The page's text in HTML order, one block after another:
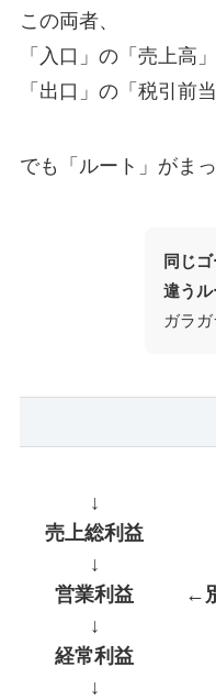
この両者、
「入口」の「売上高
「出口」の「税引前
でも「ルート」がま
同じ
違うル
ガラガ
↓
売上総利益
↓
営業利益
↓
経常利益
↓
←